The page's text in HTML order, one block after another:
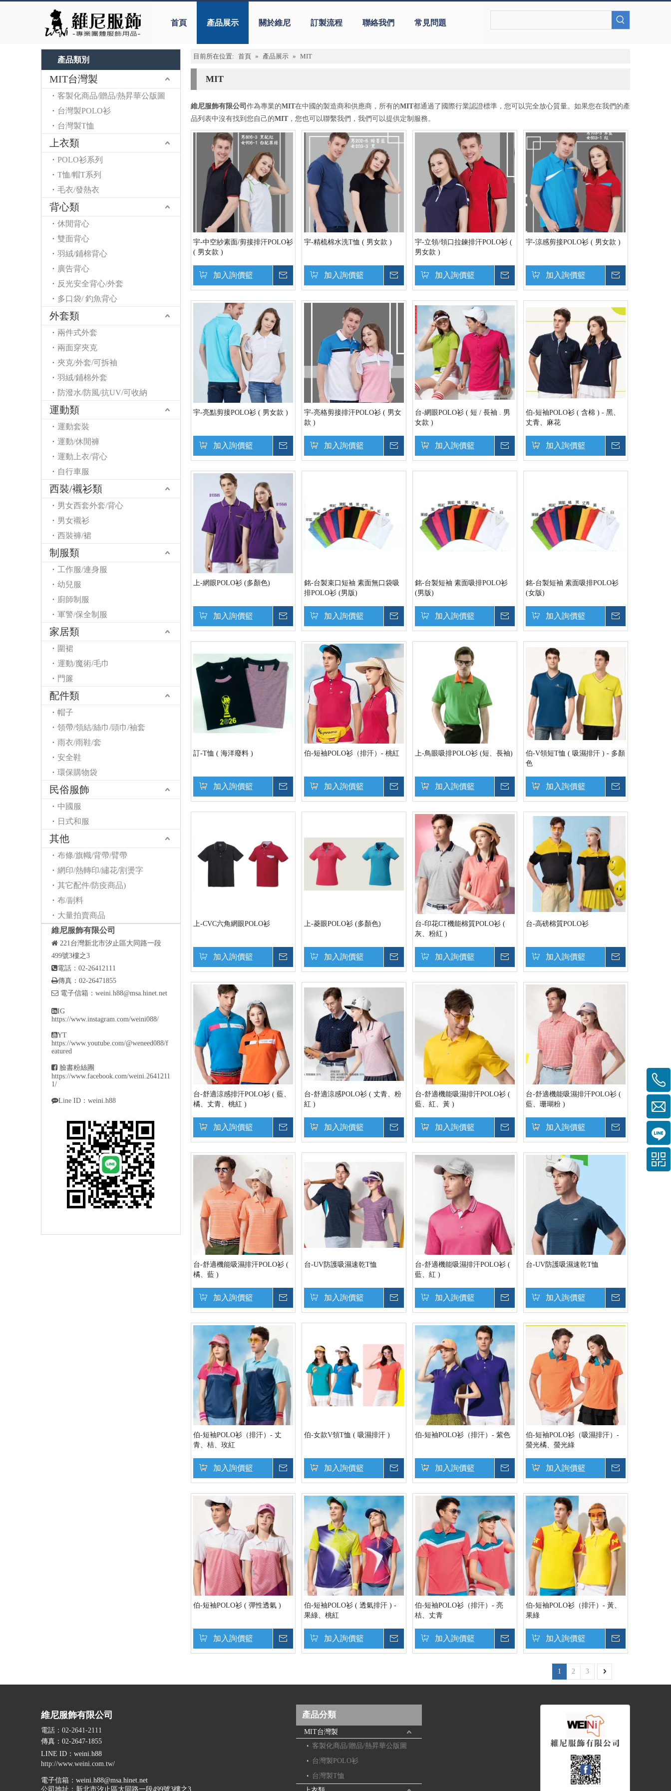
首頁 產品展示 關於維尼 訂製流程 聯絡我們 常見問題
產品類別
MIT台灣製
客製化商品/贈品/熱昇華公版圖
台灣製POLO衫
台灣製T恤
上衣類
POLO衫系列
T恤/帽T系列
毛衣/發熱衣
背心類
休閒背心
雙面背心
羽絨/鋪棉背心
廣告背心
反光安全背心/外套
多口袋/ 釣魚背心
外套類
兩件式外套
兩面穿夾克
夾克/外套/可拆袖
羽絨/鋪棉外套
防潑水/防風/抗UV/可收納
運動類
運動套裝
運動/休閒褲
運動上衣/背心
自行車服
西裝/襯衫類
男女西套外套/背心
男女襯衫
西裝褲/裙
制服類
工作服/連身服
幼兒服
廚師制服
軍警/保全制服
家居類
圍裙
運動/魔術/毛巾
門簾
配件類
帽子
領帶/領結/絲巾/頭巾/袖套
雨衣/雨鞋/套
安全鞋
環保購物袋
民俗服飾
中國服
日式和服
其他
布條/旗幟/背帶/臂帶
網印/熱轉印/繡花/割燙字
其它配件/防疫商品)
布/副料
大量拍賣商品
維尼服飾有限公司
 221台灣新北市汐止區大同路一段
499號3樓之3
電話：02-26412111
傳真：02-26471855
 電子信箱： weini.h88@msa.hinet.net
IG
https://www.instagram.com/weini088/
YT
https://www.youtube.com/@weneed088/f
eatured
 臉書粉絲團
https://www.facebook.com/weini.2641211
1/
Line ID：weini.h88
目前所在位置: 首頁 » 產品展示 » MIT
MIT
維尼服飾有限公司 作為專業的MIT在中國的製造商和供應商，所有的MIT都通過了國際行業認證標準，您可以完全放心質量。如果您在我們的產
品列表中沒有找到您自己的MIT ，您也可以聯繫我們，我們可以提供定制服務。
宇-中空紗素面/剪接排汗POLO衫
( 男女款 )
加入詢價籃
宇-精梳棉水洗T恤 ( 男女款 )
加入詢價籃
宇-立領/領口拉鍊排汗POLO衫 (
男女款 )
加入詢價籃
宇-涼感剪接POLO衫 ( 男女款 )
加入詢價籃
宇-亮點剪接POLO衫 ( 男女款 )
加入詢價籃
宇-亮格剪接排汗POLO衫 ( 男女
款 )
加入詢價籃
台-網眼POLO衫 ( 短 / 長袖 . 男
女款 )
加入詢價籃
伯-短袖POLO衫 ( 含棉 ) - 黑、
丈青、麻花
加入詢價籃
上-網眼POLO衫 (多顏色)
加入詢價籃
銘-台製束口短袖 素面無口袋吸
排POLO衫 (男版)
加入詢價籃
銘-台製短袖 素面吸排POLO衫
(男版)
加入詢價籃
銘-台製短袖 素面吸排POLO衫
(女版)
加入詢價籃
訂-T恤 ( 海洋廢料 )
加入詢價籃
伯-短袖POLO衫（排汗）- 桃紅
加入詢價籃
上-鳥眼吸排POLO衫 (短、長袖)
加入詢價籃
伯-V領短T恤 ( 吸濕排汗 ) - 多顏
色
加入詢價籃
上-CVC六角網眼POLO衫
加入詢價籃
上-菱眼POLO衫 (多顏色)
加入詢價籃
台-印花CT機能棉質POLO衫 (
灰、粉紅 )
加入詢價籃
台-高磅棉質POLO衫
加入詢價籃
台-舒適涼感排汗POLO衫 ( 藍、
橘、丈青、桃紅 )
加入詢價籃
台-舒適涼感POLO衫 ( 丈青、粉
紅 )
加入詢價籃
台-舒適機能吸濕排汗POLO衫 (
藍、紅、黃 )
加入詢價籃
台-舒適機能吸濕排汗POLO衫 (
藍、珊瑚粉 )
加入詢價籃
台-舒適機能吸濕排汗POLO衫 (
橘、藍 )
加入詢價籃
台-UV防護吸濕速乾T恤
加入詢價籃
台-舒適機能吸濕排汗POLO衫 (
藍、紅 )
加入詢價籃
台-UV防護吸濕速乾T恤
加入詢價籃
伯-短袖POLO衫（排汗）- 丈
青、桔、玫紅
加入詢價籃
伯-女款V領T恤 ( 吸濕排汗 )
加入詢價籃
伯-短袖POLO衫（排汗）- 紫色
加入詢價籃
伯-短袖POLO衫（吸濕排汗）-
螢光橘、螢光綠
加入詢價籃
伯-短袖POLO衫 ( 彈性透氣 )
加入詢價籃
伯-短袖POLO衫 ( 透氣排汗 ) -
果綠、桃紅
加入詢價籃
伯-短袖POLO衫（排汗）- 亮
桔、丈青
加入詢價籃
伯-短袖POLO衫（排汗）- 黃、
果綠
加入詢價籃
1 2 3
維尼服飾有限公司
電話：02-2641-2111
傳真：02-2647-1855
LINE ID ：weini.h88
http://www.weini.com.tw/
電子信箱： weini.h88@msa.hinet.net
公司地址： 新北市汐止區大同路一段499號3樓之3
產品分類
MIT台灣製
客製化商品/贈品/熱昇華公版圖
台灣製POLO衫
台灣製T恤